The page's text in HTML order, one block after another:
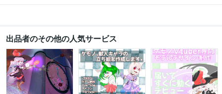
出品者のその他の人気サービス